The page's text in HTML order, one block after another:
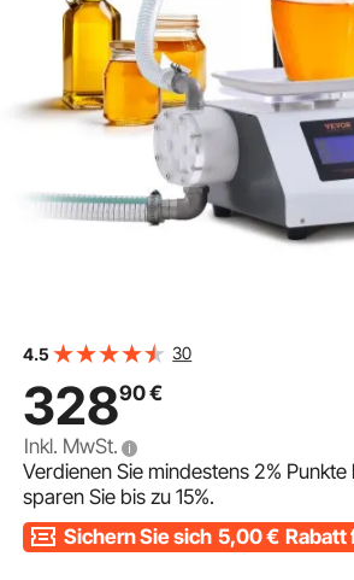
VEVOR Abfüllmaschine 2 L/min
Flaschenabfüllmaschine 315 x 260 x
Pastenfüllmaschine 120-W-Pumpe
4.5 30
32890€
Inkl. MwSt.
Verdienen Sie mindestens2% Punkte
sparen Sie bis zu15%.
Sichern Sie sich 5,00€ Rabatt